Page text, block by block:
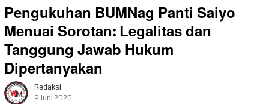
Pengukuhan BUMNag Panti Saiyo
Menuai Sorotan: Legalitas dan
Tanggung Jawab Hukum
Dipertanyakan
Redaksi
9 Juni 2026